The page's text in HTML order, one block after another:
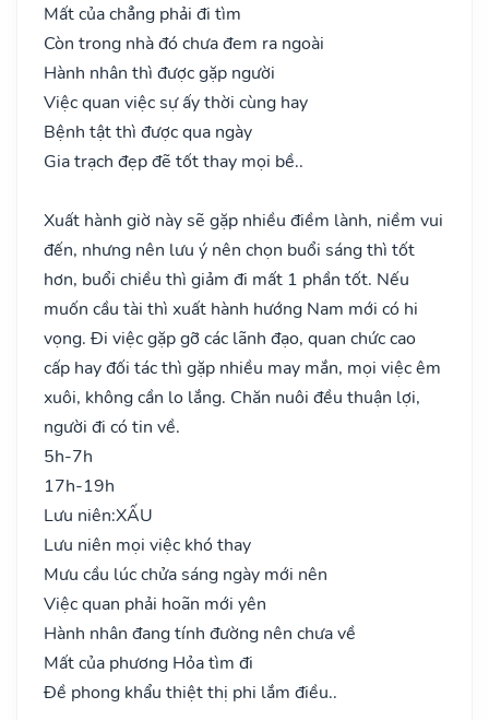
Mất của chẳng phải đi tìm
Còn trong nhà đó chưa đem ra ngoài
Hành nhân thì được gặp người
Việc quan việc sự ấy thời cùng hay
Bệnh tật thì được qua ngày
Gia trạch đẹp đẽ tốt thay mọi bề..
Xuất hành giờ này sẽ gặp nhiều điềm lành, niềm vui
đến, nhưng nên lưu ý nên chọn buổi sáng thì tốt
hơn, buổi chiều thì giảm đi mất 1 phần tốt. Nếu
muốn cầu tài thì xuất hành hướng Nam mới có hi
vọng. Đi việc gặp gỡ các lãnh đạo, quan chức cao
cấp hay đối tác thì gặp nhiều may mắn, mọi việc êm
xuôi, không cần lo lắng. Chăn nuôi đều thuận lợi,
người đi có tin về.
5h-7h
17h-19h
Lưu niên:XẤU
Lưu niên mọi việc khó thay
Mưu cầu lúc chửa sáng ngày mới nên
Việc quan phải hoãn mới yên
Hành nhân đang tính đường nên chưa về
Mất của phương Hỏa tìm đi
Đề phong khẩu thiệt thị phi lắm điều..